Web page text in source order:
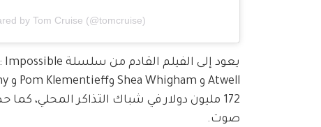
by Tom Cruise (@tomcruise)
172 مليون دولار في شباك التذاكر
صوت.